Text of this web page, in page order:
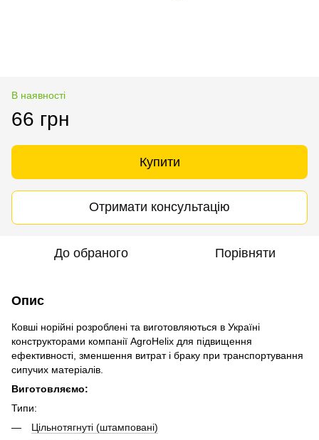
В наявності
66 грн
Купити
Отримати консультацію
До обраного Порівняти
Опис
Ковші норійні розроблені та виготовляються в Україні
конструкторами компанії AgroHelix для підвищення
ефективності, зменшення витрат і браку при транспортування
сипучих матеріалів.
Виготовляємо:
Типи:
Цільнотягнуті (штамповані)